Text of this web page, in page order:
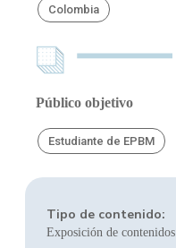
Colombia
Público objetivo
Estudiante de EPBM
Tipo de contenido:
Exposición de contenidos